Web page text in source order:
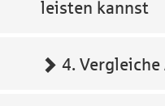
leisten kannst
4.